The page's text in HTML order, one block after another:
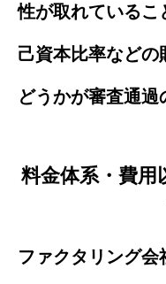
性が取れているこ
己資本比率などの
どうかが審査通過
料金体系・費用
ファクタリング